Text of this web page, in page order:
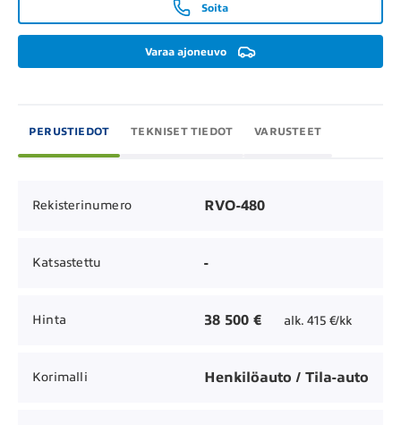
Soita
Varaa ajoneuvo
PERUSTIEDOT TEKNISET TIEDOT VARUSTEET
Rekisterinumero RVO-480
Katsastettu -
Hinta 38 500 € alk. 415 €/kk
Korimalli Henkilöauto / Tila-auto